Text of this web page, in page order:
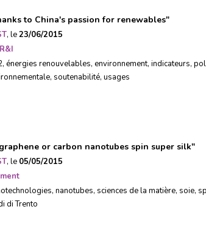
to China's passion for renewables"
, le23/06/2015
, énergies renouvelables, environnement, indicateurs,
, soutenabilité, usages
or carbon nanotubes spin super silk"
, le 05/05/2015
, nanotubes, sciences de la matière, soie,
di Trento